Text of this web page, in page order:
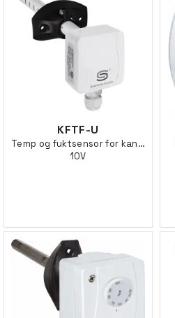
KFTF-U
Temp og fuktsensor for kanal, 0-
10V